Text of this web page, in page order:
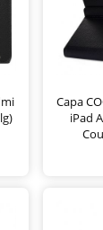
Capa
iPad